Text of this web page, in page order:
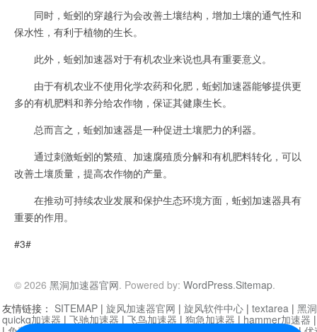
同时，蚯蚓的穿越行为会改善土壤结构，增加土壤的通气性和
保水性，有利于植物的生长。
此外，蚯蚓加速器对于有机农业来说也具有重要意义。
由于有机农业不使用化学农药和化肥，蚯蚓加速器能够提供更
多的有机肥料和养分给农作物，保证其健康生长。
总而言之，蚯蚓加速器是一种促进土壤肥力的利器。
通过刺激蚯蚓的繁殖、加速腐殖质分解和有机肥料转化，可以
改善土壤质量，提高农作物的产量。
在推动可持续农业发展和保护生态环境方面，蚯蚓加速器具有
重要的作用。
#3#
© 2026 黑洞加速器官网. Powered by: WordPress.Sitemap.
友情链接： SITEMAP | 旋风加速器官网 | 旋风软件中心 | textarea | 黑
quickq加速器 | 飞驰加速器 | 飞鸟加速器 | 狗急加速器 | hammer加速器